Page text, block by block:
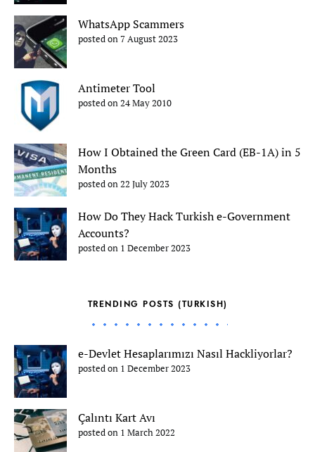
WhatsApp Scammers
posted on 7 August 2023
Antimeter Tool
posted on 24 May 2010
How I Obtained the Green Card (EB-1A) in 5
Months
posted on 22 July 2023
How Do They Hack Turkish e-Government
Accounts?
posted on 1 December 2023
TRENDING POSTS (TURKISH)
e-Devlet Hesaplarımızı Nasıl Hackliyorlar?
posted on 1 December 2023
Çalıntı Kart Avı
posted on 1 March 2022